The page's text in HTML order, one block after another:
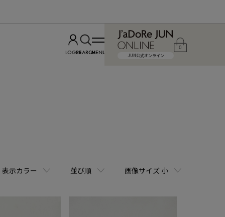
LOGINSEARCHMENU JUN公式オンライン
0
表示カラー 並び順 画像サイズ 小